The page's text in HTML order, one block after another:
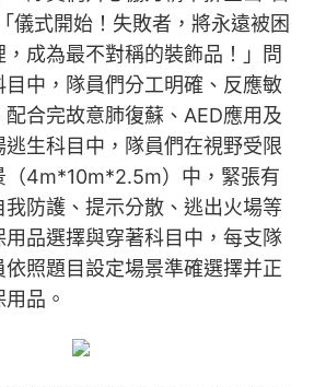
儀式開始！失敗者，將永遠被困
成為最不對稱的裝飾品！」問
中，隊員們分工明確、反應敏
合完故意肺復蘇、AED應用及
逃生科目中，隊員們在視野受限
（4m*10m*2.5m）中，緊張有
我防護、提示分散、逃出火場等
用品選擇與穿著科目中，每支隊
照題目設定場景準確選擇并正
品。